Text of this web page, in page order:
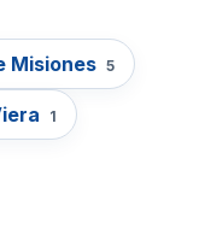
Misiones 5
1